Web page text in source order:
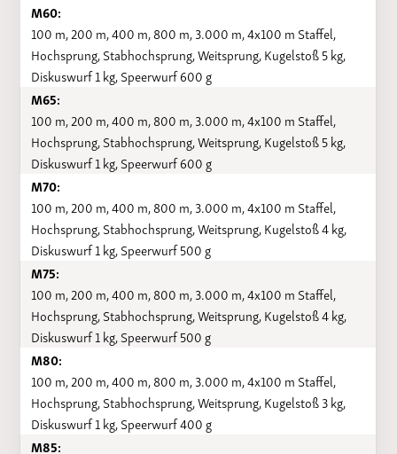
M60:
100 m, 200 m, 400 m, 800 m, 3.000 m, 4x100 m Staffel,
Hochsprung, Stabhochsprung, Weitsprung, Kugelstoß 5 kg,
Diskuswurf 1 kg, Speerwurf 600 g
M65:
100 m, 200 m, 400 m, 800 m, 3.000 m, 4x100 m Staffel,
Hochsprung, Stabhochsprung, Weitsprung, Kugelstoß 5 kg,
Diskuswurf 1 kg, Speerwurf 600 g
M70:
100 m, 200 m, 400 m, 800 m, 3.000 m, 4x100 m Staffel,
Hochsprung, Stabhochsprung, Weitsprung, Kugelstoß 4 kg,
Diskuswurf 1 kg, Speerwurf 500 g
M75:
100 m, 200 m, 400 m, 800 m, 3.000 m, 4x100 m Staffel,
Hochsprung, Stabhochsprung, Weitsprung, Kugelstoß 4 kg,
Diskuswurf 1 kg, Speerwurf 500 g
M80:
100 m, 200 m, 400 m, 800 m, 3.000 m, 4x100 m Staffel,
Hochsprung, Stabhochsprung, Weitsprung, Kugelstoß 3 kg,
Diskuswurf 1 kg, Speerwurf 400 g
M85: